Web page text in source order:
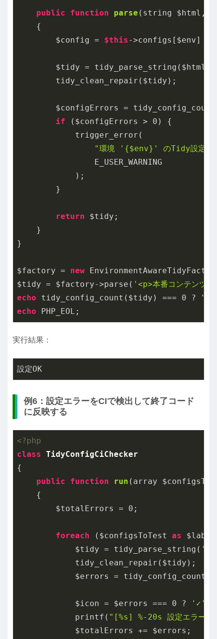
public function parse (string $html,
{
        $config =
$this->configs[$env]
$tidy =
        tidy_clean_repair($tidy);
$configErrors =
if ($configErrors > 0 ) {
            trigger_error(
"環境 '{$env}' のTidy設定に
                E_USER_WARNING
            );
        }
return $tidy;
    }
}
$factory = new
$tidy = $factory->parse( '<p>本番コンテンツ
echo tidy_config_count($tidy) === 0 ?
"設
echo
実行結果：
例6：設定エラーをCIで検出して終了コード
に反映する
<?php
class TidyConfigCiChecker
{
public
function run (array
{
        $totalErrors =
0 ;
foreach ($configsToTest as
            $tidy = tidy_parse_string(
            tidy_clean_repair($tidy);
$errors =
            $icon = $errors ===
0 ? '✓'
            printf(
"[%s] %-20s 設定エラー:
            $totalErrors += $errors;